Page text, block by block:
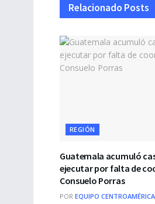
Relacionado Posts
REGIÓN
Guatemala acumuló
ejecutar por falta de
Consuelo Porras
POR EQUIPO